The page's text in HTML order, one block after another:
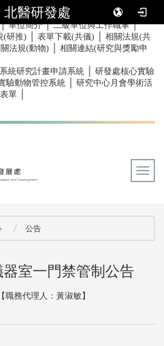
北醫研發處
單位簡介｜二級單位與工作職掌｜
(研推) 表單下載(共儀)
相關法規(共
法規(動物)
相關連結(研究與獎勵申
統研究計畫申請系統
研發處核心實驗
驗動物管控系統
研究中心月會學術活
單
公告
室一門禁管制公告
職務代理人：黃淑敏】